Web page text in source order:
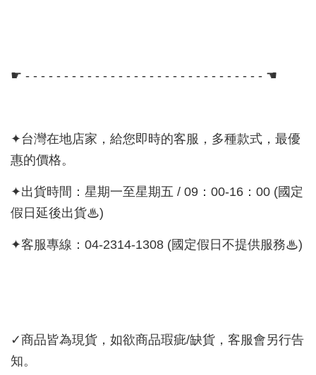
☛ - - - - - - - - - - - - - - - - - - - - - - - - - - - - - - - ☚
✦台灣在地店家，給您即時的客服，多種款式，最優
惠的價格。
✦出貨時間：星期一至星期五 / 09：00-16：00 (國定
假日延後出貨♨)
✦客服專線：04-2314-1308 (國定假日不提供服務♨)
✓商品皆為現貨，如欲商品瑕疵/缺貨，客服會另行告
知。